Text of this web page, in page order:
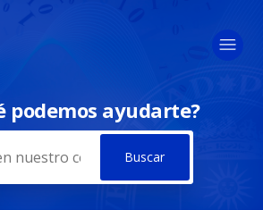
podemos ayudarte?